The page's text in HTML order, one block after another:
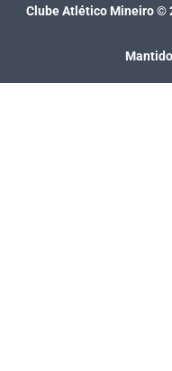
Clube Atlético Mineiro ©